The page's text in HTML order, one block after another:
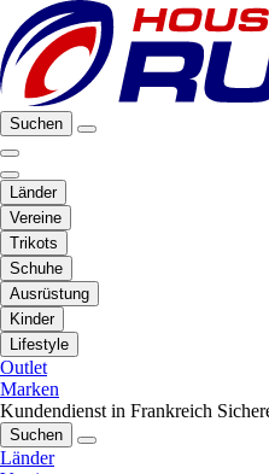
Suchen
Länder
Vereine
Trikots
Schuhe
Ausrüstung
Kinder
Lifestyle
Outlet
Marken
Kundendienst in Frankreich
Suchen
Länder